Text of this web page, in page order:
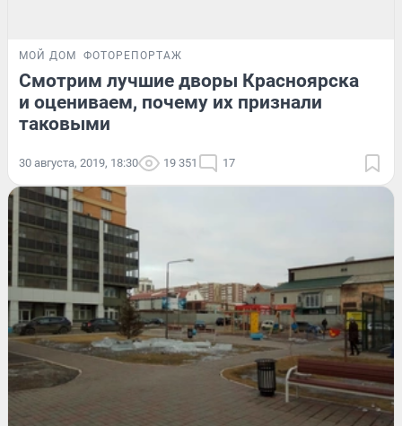
МОЙ ДОМ ФОТОРЕПОРТАЖ
Смотрим лучшие дворы Красноярска
и оцениваем, почему их признали
таковыми
30 августа, 2019, 18:30 19 351 17